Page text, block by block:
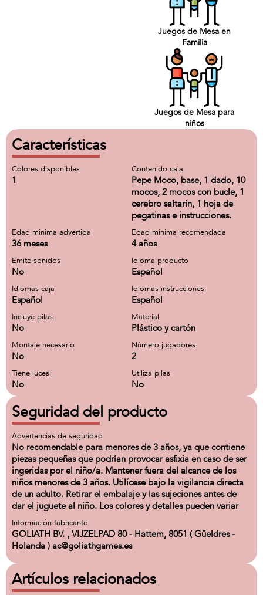
Juegos de Mesa en
Familia
Juegos de Mesa para
niños
Características
Colores disponibles
1
Contenido caja
Pepe Moco, base, 1 dado, 10
mocos, 2 mocos con bucle, 1
cerebro saltarín, 1 hoja de
pegatinas e instrucciones.
Edad minima advertida
36 meses
Edad minima recomendada
4 años
Emite sonidos
No
Idioma producto
Español
Idiomas caja
Español
Idiomas instrucciones
Español
Incluye pilas
No
Material
Plástico y cartón
Montaje necesario
No
Número jugadores
2
Tiene luces
No
Utiliza pilas
No
Seguridad del producto
Advertencias de seguridad
No recomendable para menores de 3 años, ya que contiene
piezas pequeñas que podrían provocar asfixia en caso de ser
ingeridas por el niño/a. Mantener fuera del alcance de los
niños menores de 3 años. Utilícese bajo la vigilancia directa
de un adulto. Retirar el embalaje y las sujeciones antes de
dar el juguete al niño. Los colores y detalles pueden variar
Información fabricante
GOLIATH BV. , VIJZELPAD 80 - Hattem, 8051 ( Güeldres -
Holanda ) ac@goliathgames.es
Artículos relacionados